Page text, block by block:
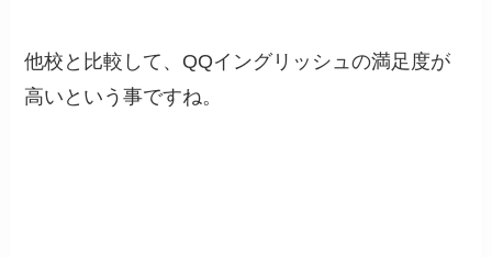
他校と比較して、QQイングリッシュの満足度が
高いという事ですね。